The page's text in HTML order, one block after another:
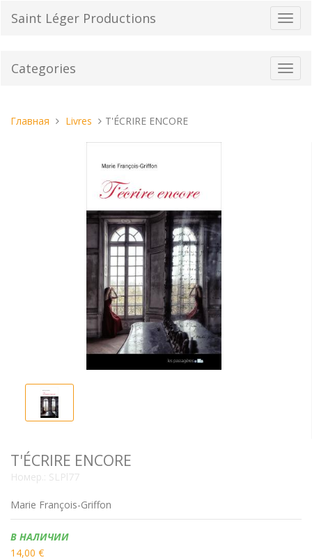
Saint Léger Productions
Categories
Вы
Главная Livres T'ÉCRIRE ENCORE
T'ÉCRIRE ENCORE
Номер.: SLPl77
Marie François-Griffon
Наличие:
В НАЛИЧИИ
14,00 €